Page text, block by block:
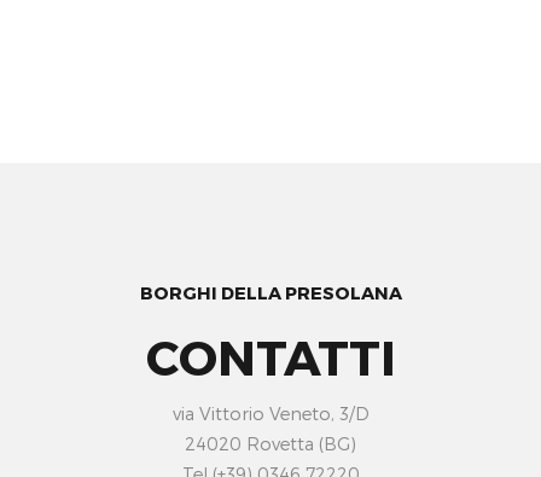
BORGHI DELLA PRESOLANA
CONTATTI
via Vittorio Veneto, 3/D
24020 Rovetta (BG)